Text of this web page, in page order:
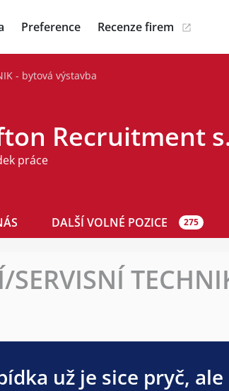
Preference Recenze firem
- bytová výstavba
Recruitment
práce
DALŠÍ VOLNÉ POZICE 275
SERVISNÍ
už je sice pryč,